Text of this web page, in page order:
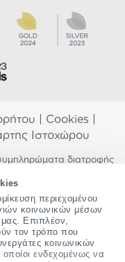
περιεχομένου
κοινωνικών μέσων
Επιπλέον,
τον τρόπο που
κοινωνικών
ενδεχομένως να
Cookies
Ιστοχώρου
διατροφής
θεραπεία ανθρώπινης
εάν είστε έγκυος,
αγωγή ή
χρησιμοποιήσετε
διαρκώς να
Σε περίπτωση